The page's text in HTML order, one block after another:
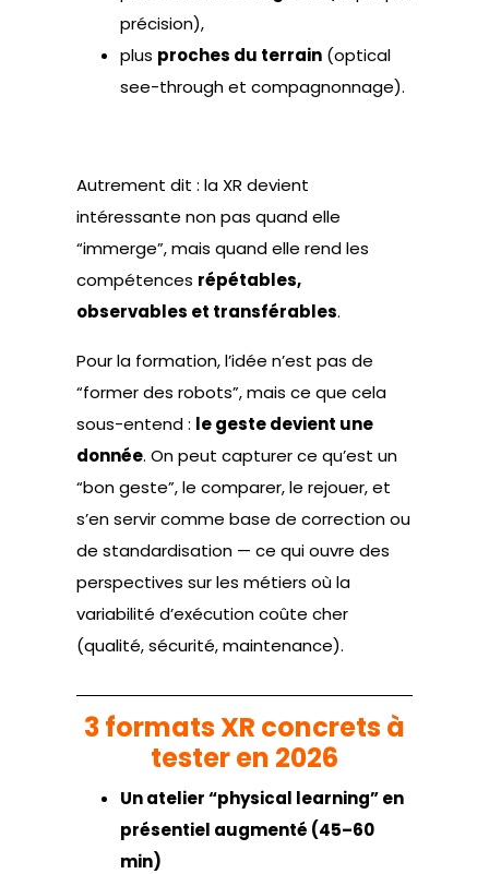
précision),
plus proches du terrain (optical
see-through et compagnonnage).
Autrement dit : la XR devient
intéressante non pas quand elle
“immerge”, mais quand elle rend les
compétences répétables,
observables et transférables.
Pour la formation, l’idée n’est pas de
“former des robots”, mais ce que cela
sous-entend : le geste devient une
donnée. On peut capturer ce qu’est un
“bon geste”, le comparer, le rejouer, et
s’en servir comme base de correction ou
de standardisation — ce qui ouvre des
perspectives sur les métiers où la
variabilité d’exécution coûte cher
(qualité, sécurité, maintenance).
3 formats XR concrets à
tester en 2026
Un atelier “physical learning” en
présentiel augmenté (45–60
min)